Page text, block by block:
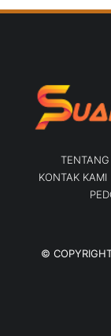
KONTAK KAMI
©